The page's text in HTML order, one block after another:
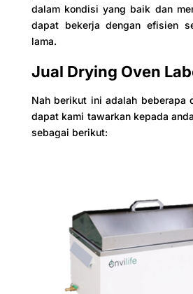
dalam kondisi yang baik dan
dapat bekerja dengan efisien
lama.
Jual Drying Oven
Nah berikut ini adalah beberapa
dapat kami tawarkan kepada
sebagai berikut: